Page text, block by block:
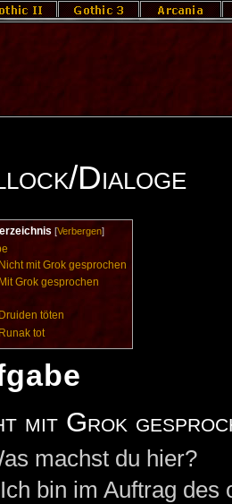
Dialoge
[Verbergen]
Nicht mit Grok gesprochen
Mit Grok gesprochen
Druiden töten
Runak tot
mit Grok
machst du hier?
Ich bin im Auftrag des